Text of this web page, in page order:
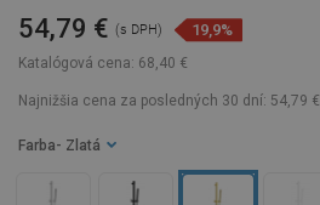
Katalógová cena: 68,40 €
54,79 € (s DPH) 19,9%
Najnižšia cena za posledných 30 dní: 54,79 €
Farba - Zlatá